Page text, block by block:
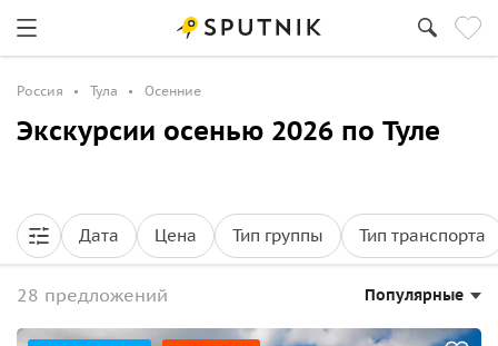
Россия Тула Осенние
Экскурсии осенью 2026 по Туле
Дата Цена Тип группы Тип транспорта
28 предложений Популярные